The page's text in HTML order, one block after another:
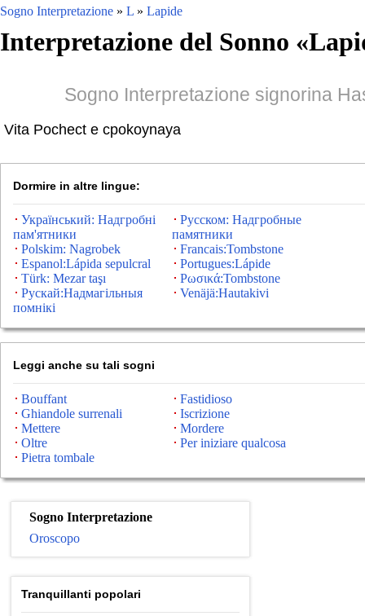
Sogno Interpretazione » L » Lapide
Interpretazione del Sonno «
Sogno Interpretazione signorina
Vita Pochect e cpokoynaya
Dormire in altre lingue:
Український: Надгробні
пам'ятники
Русском: Надгробные
памятники
Polskim: Nagrobek
Francais:Tombstone
Espanol:Lápida sepulcral
Portugues:Lápide
Türk: Mezar taşı
Ρωσικά:Tombstone
Рускай:Надмагільныя
помнікі
Venäjä:Hautakivi
Leggi anche su tali sogni
Bouffant
Fastidioso
Ghiandole surrenali
Iscrizione
Mettere
Mordere
Oltre
Per iniziare qualcosa
Pietra tombale
Sogno Interpretazione
Oroscopo
Tranquillanti popolari